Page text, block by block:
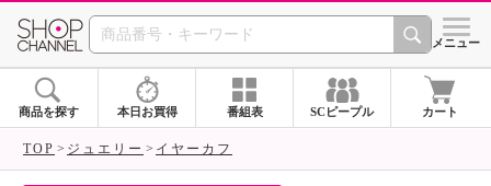
SHOP CHANNEL シメニュー
商品を探す 本日お買得 番組表 SCピープル カート
TOP ジュエリー イヤーカフ